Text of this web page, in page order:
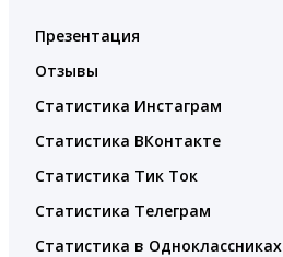
Презентация
Отзывы
Статистика Инстаграм
Статистика ВКонтакте
Статистика Тик Ток
Статистика Телеграм
Статистика в Одноклассниках